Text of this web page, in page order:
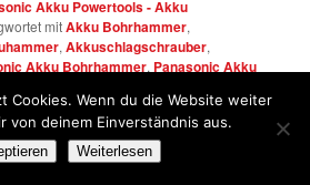
Akku Powertools - Akku
mitAkku Bohrhammer,
,Akkuschlagschrauber,
Akku Bohrhammer, Panasonic Akku
Power Tools| Kommentar
Cookies. Wenn du die Website weiter
von deinem Einverständnis aus.
Weiterlesen